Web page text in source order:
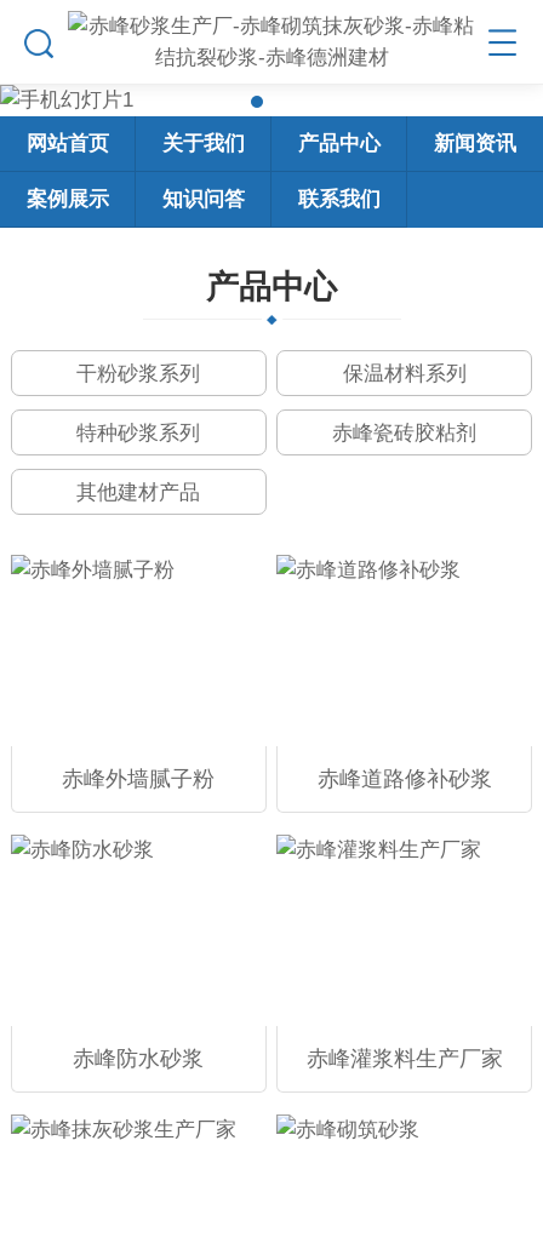
网站首页 关于我们 产品中心 新闻资讯
案例展示 知识问答 联系我们
产品中心
干粉砂浆系列 保温材料系列
特种砂浆系列 赤峰瓷砖胶粘剂
其他建材产品
赤峰外墙腻子粉 赤峰道路修补砂浆
赤峰防水砂浆 赤峰灌浆料生产厂家